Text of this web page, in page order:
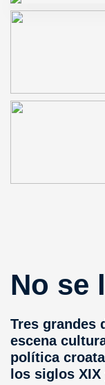
No se
Tres grandes
escena
política
los siglos XIX